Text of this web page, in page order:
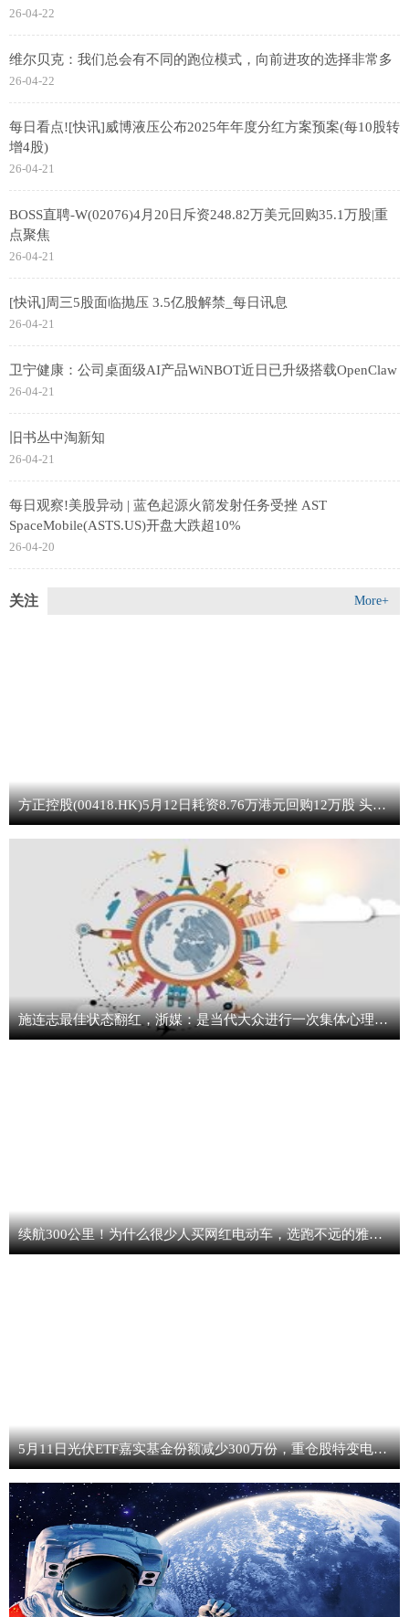
26-04-22
维尔贝克：我们总会有不同的跑位模式，向前进攻的选择非常多
26-04-22
每日看点![快讯]威博液压公布2025年年度分红方案预案(每10股转
增4股)
26-04-21
BOSS直聘-W(02076)4月20日斥资248.82万美元回购35.1万股|重
点聚焦
26-04-21
[快讯]周三5股面临抛压 3.5亿股解禁_每日讯息
26-04-21
卫宁健康：公司桌面级AI产品WiNBOT近日已升级搭载OpenClaw
26-04-21
旧书丛中淘新知
26-04-21
每日观察!美股异动 | 蓝色起源火箭发射任务受挫 AST
SpaceMobile(ASTS.US)开盘大跌超10%
26-04-20
关注 More+
方正控股(00418.HK)5月12日耗资8.76万港元回购12万股 头条焦点
施连志最佳状态翻红，浙媒：是当代大众进行一次集体心理按摩 焦点日报
续航300公里！为什么很少人买网红电动车，选跑不远的雅迪、爱玛
5月11日光伏ETF嘉实基金份额减少300万份，重仓股特变电工、隆基绿能、阳光电源